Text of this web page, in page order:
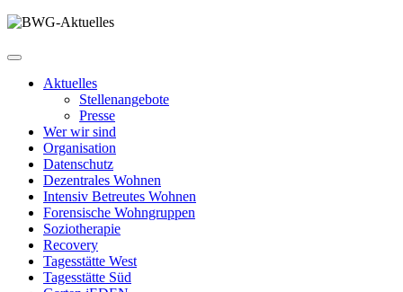
Aktuelles
Stellenangebote
Presse
Wer wir sind
Organisation
Datenschutz
Dezentrales Wohnen
Intensiv Betreutes Wohnen
Forensische Wohngruppen
Soziotherapie
Recovery
Tagesstätte West
Tagesstätte Süd